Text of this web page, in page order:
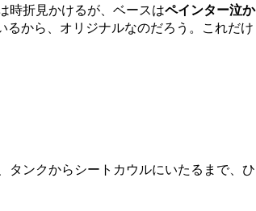
時折見かけるが、ベースはペインター泣か
るから、オリジナルなのだろう。これだけ
タンクからシートカウルにいたるまで、ひ